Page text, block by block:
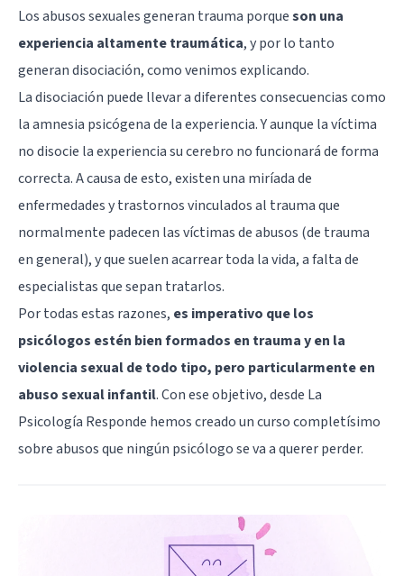
Los abusos sexuales generan trauma porqueson una
experiencia altamente traumática, y por lo tanto
generan disociación, como venimos explicando.
La disociación puede llevar a diferentes consecuencias como
la amnesia psicógena de la experiencia. Y aunque la víctima
no disocie la experiencia su cerebro no funcionará de forma
correcta. A causa de esto, existen una miríada de
enfermedades y trastornos vinculados al trauma que
normalmente padecen las víctimas de abusos (de trauma
en general), y que suelen acarrear toda la vida, a falta de
especialistas que sepan tratarlos.
Por todas estas razones, es imperativo que los
psicólogos estén bien formados en trauma y en la
violencia sexual de todo tipo, pero particularmente en
abuso sexual infantil. Con ese objetivo, desde La
Psicología Responde hemos creado un curso completísimo
sobre abusos que ningún psicólogo se va a querer perder.